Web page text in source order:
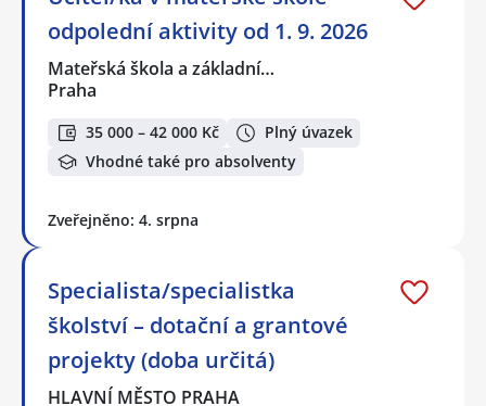
odpolední aktivity od 1. 9. 2026
Mateřská škola a základní…
Praha
35 000 – 42 000 Kč
Plný úvazek
Vhodné také pro absolventy
Zveřejněno: 4. srpna
Specialista/specialistka
školství – dotační a grantové
projekty (doba určitá)
HLAVNÍ MĚSTO PRAHA